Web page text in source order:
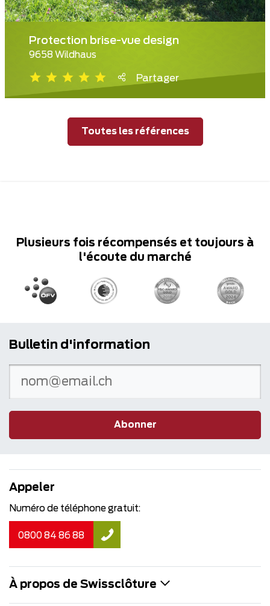
Protection brise-vue design
9658 Wildhaus
Partager
Toutes les références
Plusieurs fois récompensés et toujours à
l'écoute du marché
Bulletin d'information
Abonner
Appeler
Numéro de téléphone gratuit:
0800 84 86 88
À propos de Swissclôture